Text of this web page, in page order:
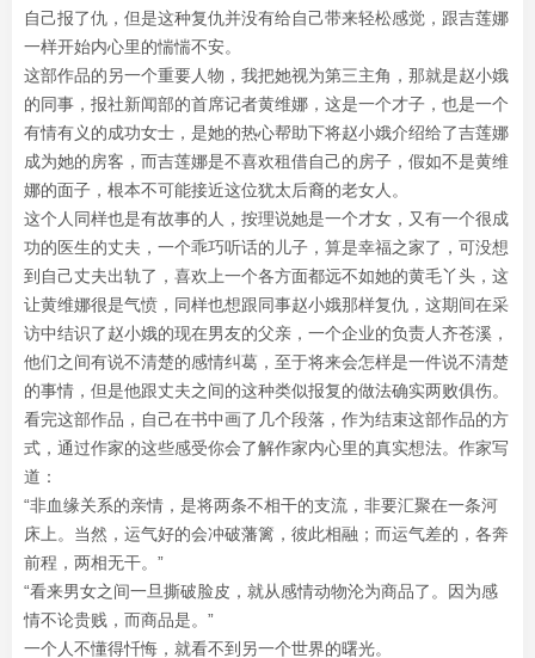
自己报了仇，但是这种复仇并没有给自己带来轻松感觉，跟吉莲娜
一样开始内心里的惴惴不安。
这部作品的另一个重要人物，我把她视为第三主角，那就是赵小娥
的同事，报社新闻部的首席记者黄维娜，这是一个才子，也是一个
有情有义的成功女士，是她的热心帮助下将赵小娥介绍给了吉莲娜
成为她的房客，而吉莲娜是不喜欢租借自己的房子，假如不是黄维
娜的面子，根本不可能接近这位犹太后裔的老女人。
这个人同样也是有故事的人，按理说她是一个才女，又有一个很成
功的医生的丈夫，一个乖巧听话的儿子，算是幸福之家了，可没想
到自己丈夫出轨了，喜欢上一个各方面都远不如她的黄毛丫头，这
让黄维娜很是气愤，同样也想跟同事赵小娥那样复仇，这期间在采
访中结识了赵小娥的现在男友的父亲，一个企业的负责人齐苍溪，
他们之间有说不清楚的感情纠葛，至于将来会怎样是一件说不清楚
的事情，但是他跟丈夫之间的这种类似报复的做法确实两败俱伤。
看完这部作品，自己在书中画了几个段落，作为结束这部作品的方
式，通过作家的这些感受你会了解作家内心里的真实想法。作家写
道：
“非血缘关系的亲情，是将两条不相干的支流，非要汇聚在一条河
床上。当然，运气好的会冲破藩篱，彼此相融；而运气差的，各奔
前程，两相无干。”
“看来男女之间一旦撕破脸皮，就从感情动物沦为商品了。因为感
情不论贵贱，而商品是。”
一个人不懂得忏悔，就看不到另一个世界的曙光。